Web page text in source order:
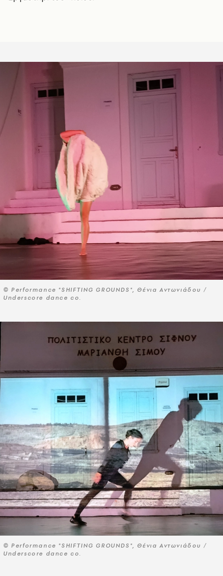
© Performance "SHIFTING GROUNDS", Θένια Αντωνιάδου /
Underscore dance co.
© Performance "SHIFTING GROUNDS", Θένια Αντωνιάδου /
Underscore dance co.